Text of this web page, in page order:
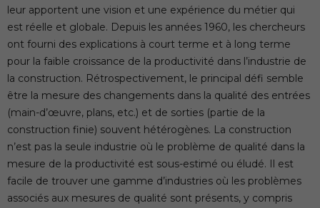
leur apportent une vision et une expérience du métier qui
est réelle et globale. Depuis les années 1960, les chercheurs
ont fourni des explications à court terme et à long terme
pour la faible croissance de la productivité dans l’industrie de
la construction. Rétrospectivement, le principal défi semble
être la mesure des changements dans la qualité des entrées
(main-d’œuvre, plans, etc.) et de sorties (partie de la
construction finie) souvent hétérogènes. La construction
n’est pas la seule industrie où le problème de qualité dans la
mesure de la productivité est sous-estimé ou éludé. Il est
facile de trouver une gamme d’industries où les problèmes
associés aux mesures de qualité sont présents, y compris